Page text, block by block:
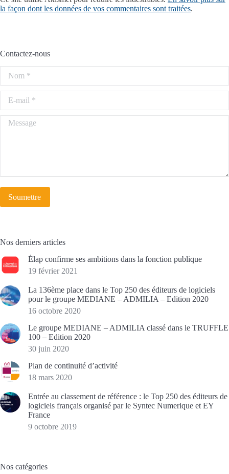
la façon dont les données de vos commentaires sont traitées.
Contactez-nous
Message
Soumettre
Nos derniers articles
Élap confirme ses ambitions dans la fonction publique
19 février 2021
La 136ème place dans le Top 250 des éditeurs de logiciels
pour le groupe MEDIANE – ADMILIA – Edition 2020
16 octobre 2020
Le groupe MEDIANE – ADMILIA classé dans le TRUFFLE
100 – Edition 2020
30 juin 2020
Plan de continuité d’activité
18 mars 2020
Entrée au classement de référence : le Top 250 des éditeurs de
logiciels français organisé par le Syntec Numerique et EY
France
9 octobre 2019
Nos catégories